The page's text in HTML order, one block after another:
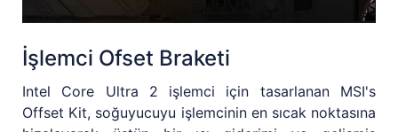
İşlemci Ofset Braketi
Intel Core Ultra 2 işlemci için tasarlanan MSI's
Offset Kit, soğuyucuyu işlemcinin en sıcak noktasına